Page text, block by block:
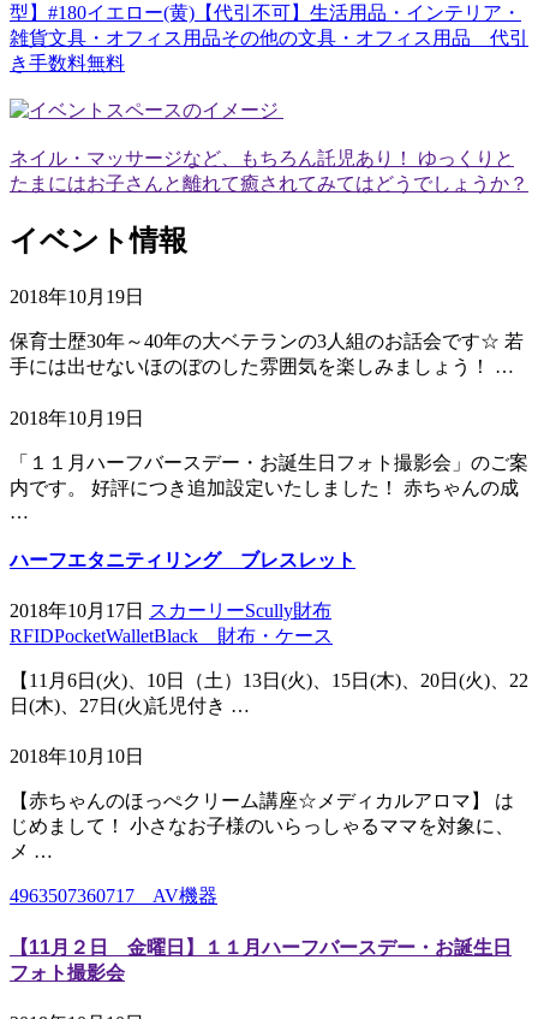
型】#180イエロー(黄)【代引不可】生活用品・インテリア・
雑貨文具・オフィス用品その他の文具・オフィス用品 代引
き手数料無料
ネイル・マッサージなど、もちろん託児あり！ ゆっくりと
たまにはお子さんと離れて癒されてみてはどうでしょうか？
イベント情報
2018年10月19日
保育士歴30年～40年の大ベテランの3人組のお話会です☆ 若
手には出せないほのぼのした雰囲気を楽しみましょう！ …
2018年10月19日
「１１月ハーフバースデー・お誕生日フォト撮影会」のご案
内です。 好評につき追加設定いたしました！ 赤ちゃんの成
…
ハーフエタニティリング ブレスレット
2018年10月17日 スカーリーScully財布
RFIDPocketWalletBlack 財布・ケース
【11月6日(火)、10日（土）13日(火)、15日(木)、20日(火)、22
日(木)、27日(火)託児付き …
2018年10月10日
【赤ちゃんのほっぺクリーム講座☆メディカルアロマ】 は
じめまして！ 小さなお子様のいらっしゃるママを対象に、
メ …
4963507360717 AV機器
【11月２日 金曜日】１１月ハーフバースデー・お誕生日
フォト撮影会